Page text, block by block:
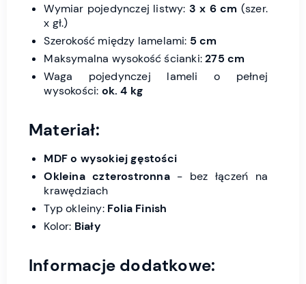
Wymiar pojedynczej listwy: 3 x 6 cm (szer.
x gł.)
Szerokość między lamelami: 5 cm
Maksymalna wysokość ścianki:275 cm
Waga pojedynczej lameli o pełnej
wysokości: ok. 4 kg
Materiał:
MDF o wysokiej gęstości
Okleina czterostronna- bez łączeń na
krawędziach
Typ okleiny: Folia Finish
Kolor: Biały
Informacje dodatkowe: